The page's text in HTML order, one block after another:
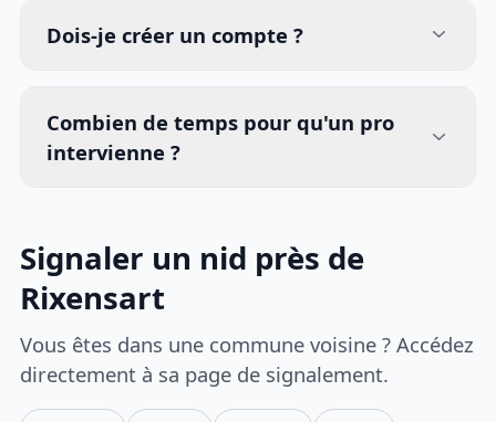
Dois-je créer un compte ?
Combien de temps pour qu'un pro
intervienne ?
Signaler un nid près de
Rixensart
Vous êtes dans une commune voisine ? Accédez
directement à sa page de signalement.